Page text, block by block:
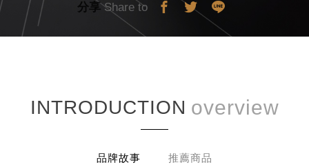
分享 Share to
INTRODUCTION
品牌故事 推薦商品